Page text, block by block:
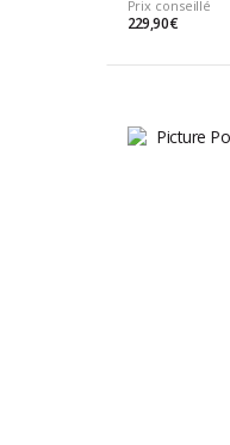
Prix conseillé
229,90 €